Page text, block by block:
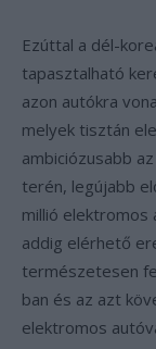
Ezúttal a dél-
tapasztalható
azon autókra
melyek tisztán
ambiciózusabb
terén, legújabb
millió elektromos
addig elérhető
természetesen
ban és az azt
elektromos